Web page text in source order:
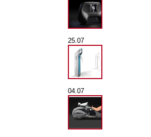
25.07
04.07